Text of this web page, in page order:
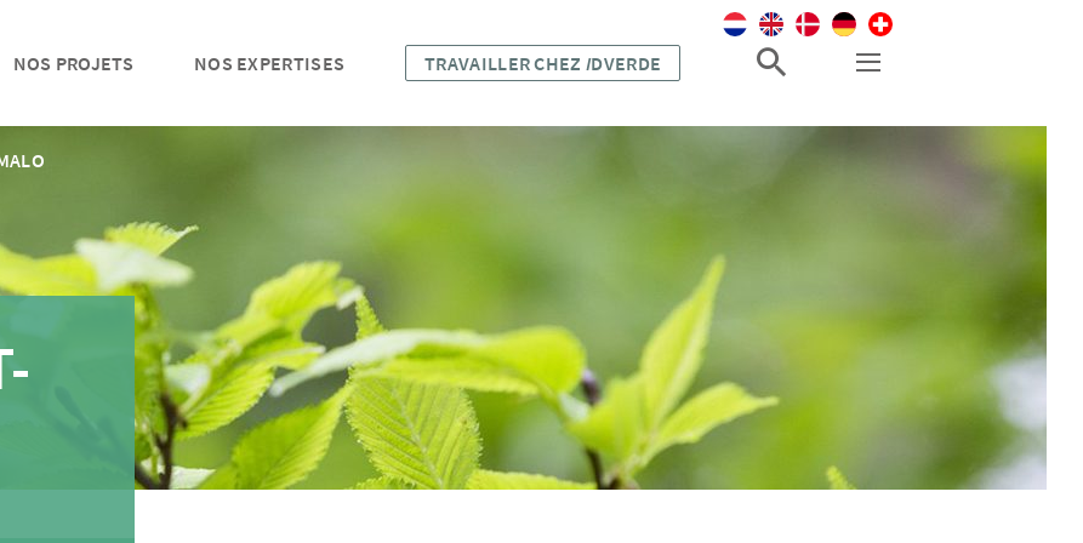
NOS PROJETS NOS EXPERTISES TRAVAILLER CHEZ IDVERDE